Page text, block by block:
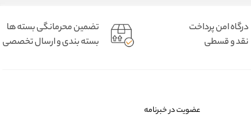
درگاه امن پرداخت
نقد و قسطی
تضمین محرمانگی بسته ها
بسته بندی و ارسال تخصصی
عضویت در خبرنامه